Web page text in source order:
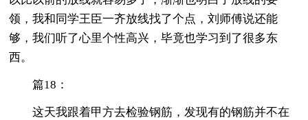
领，我和同学王臣一齐放线找了个点，刘师傅说还能
够，我们听了心里个性高兴，毕竟也学习到了很多东
西。
篇18：
这天我跟着甲方去检验钢筋，发现有的钢筋并不在